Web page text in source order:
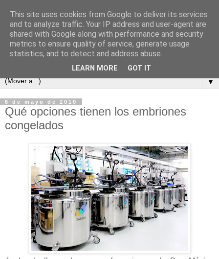
▼
6 de mayo de 2010
Qué opciones tienen los embriones
congelados
This site uses cookies from Google to deliver its services
and to analyze traffic. Your IP address and user-agent are
shared with Google along with performance and security
metrics to ensure quality of service, generate usage
statistics, and to detect and address abuse.
LEARN MORE GOT IT